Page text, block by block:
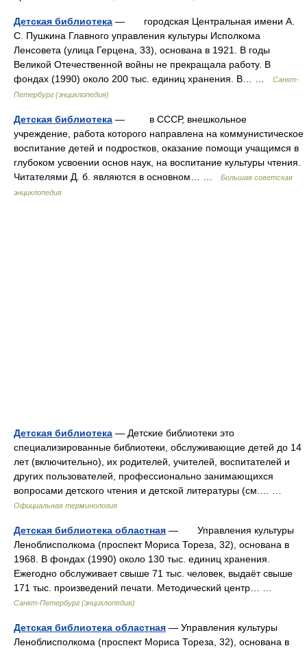
Детская библиотека — городская Центральная имени А.
С. Пушкина Главного управления культуры Исполкома
Ленсовета (улица Герцена, 33), основана в 1921. В годы
Великой Отечественной войны не прекращала работу. В
фондах (1990) около 200 тыс. единиц хранения. В… …
Санкт-
Петербург (энциклопедия)
Детская библиотека — в СССР, внешкольное
учреждение, работа которого направлена на коммунистическое
воспитание детей и подростков, оказание помощи учащимся в
глубоком усвоении основ наук, на воспитание культуры чтения.
Читателями Д. б. являются в основном… …
Большая советская
энциклопедия
Детская библиотека — Детские библиотеки это
специализированные библиотеки, обслуживающие детей до 14
лет (включительно), их родителей, учителей, воспитателей и
других пользователей, профессионально занимающихся
вопросами детского чтения и детской литературы (см.… …
Официальная терминология
Детская библиотека областная — Управления культуры
Леноблисполкома (проспект Мориса Тореза, 32), основана в
1968. В фондах (1990) около 130 тыс. единиц хранения.
Ежегодно обслуживает свыше 71 тыс. человек, выдаёт свыше
171 тыс. произведений печати. Методический центр… …
Санкт-Петербург (энциклопедия)
Детская библиотека областная — Управления культуры
Леноблисполкома (проспект Мориса Тореза, 32), основана в